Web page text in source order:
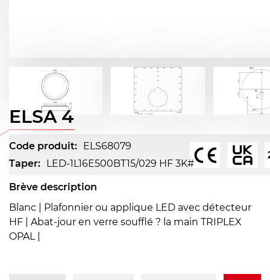
ELSA 4
Code produit: ELS68079
Taper: LED-1L16E500BT15/029 HF 3K#
Brève description
Blanc | Plafonnier ou applique LED avec détecteur
HF | Abat-jour en verre soufflé ? la main TRIPLEX
OPAL |